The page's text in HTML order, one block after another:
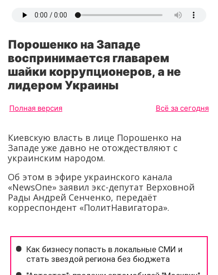
Порошенко на Западе
воспринимается главарем
шайки коррупционеров, а не
лидером Украины
Полная версия Всё за сегодня
Киевскую власть в лице Порошенко на
Западе уже давно не отождествляют с
украинским народом.
Об этом в эфире украинского канала
«NewsOne» заявил экс-депутат Верховной
Рады Андрей Сенченко, передаёт
корреспондент «ПолитНавигатора».